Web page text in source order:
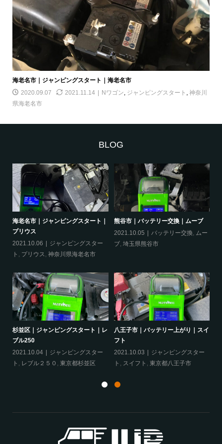
海老名市｜ジャンピングスタート｜海老名市
2020.09.07
2021.11.14 Nワゴン, ジャンピングスタート , 神奈川
県海老名市
BLOG
海老名市｜ジャンピングスタート｜
プリウス
2021.10.06
ジャンピングスター
ト , プリウス, 神奈川県海老名市
熊谷市｜バッテリー交換｜ムーブ
2021.10.05
バッテリー交換, ムー
ブ, 埼玉県熊谷市
杉並区｜ジャンピングスタート｜レ
ブル250
2021.10.04
ジャンピングスター
ト
レブル２５０ 東京都杉並区
八王子市｜バッテリー上がり｜スイ
フト
2021.10.03
ジャンピングスター
ト
スイフト 東京都八王子市